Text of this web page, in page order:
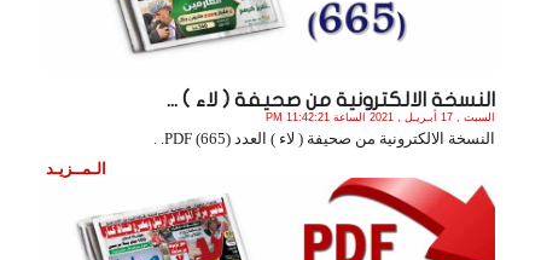
النسخة الالكترونية من صحيفة ( لاء ) ...
السبت , 17 أبـريـل , 2021 الساعة 11:42:21 PM
النسخة الالكترونية من صحيفة ( لاء ) العدد (665) PDF. .
الـمــزيـد